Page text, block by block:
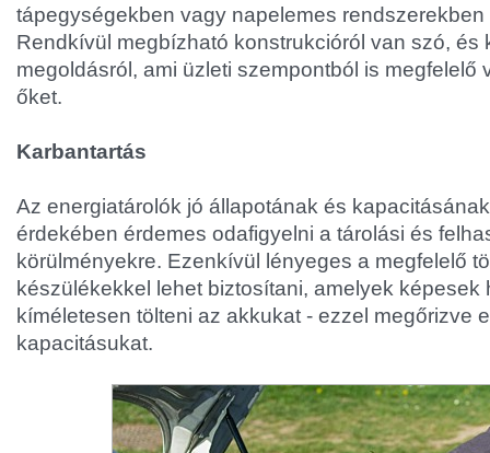
tápegységekben vagy napelemes rendszerekben
Rendkívül megbízható konstrukcióról van szó, és
megoldásról, ami üzleti szempontból is megfelelő
őket.
Karbantartás
Az energiatárolók jó állapotának és
érdekében érdemes odafigyelni a tárolási és
körülményekre. Ezenkívül lényeges a megfelelő
készülékekkel lehet biztosítani, amelyek képesek
kíméletesen tölteni az akkukat - ezzel megőrizve
kapacitásukat.